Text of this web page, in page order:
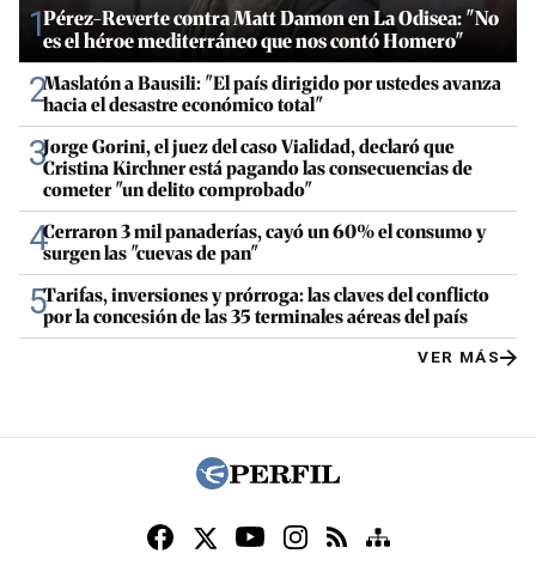
1Pérez-Reverte contra Matt Damon en La Odisea: "No
es el héroe mediterráneo que nos contó Homero"
2Maslatón a Bausili: "El país dirigido por ustedes avanza
hacia el desastre económico total"
3Jorge Gorini, el juez del caso Vialidad, declaró que
Cristina Kirchner está pagando las consecuencias de
cometer "un delito comprobado"
4Cerraron 3 mil panaderías, cayó un 60% el consumo y
surgen las "cuevas de pan"
5Tarifas, inversiones y prórroga: las claves del conflicto
por la concesión de las 35 terminales aéreas del país
VER MÁS